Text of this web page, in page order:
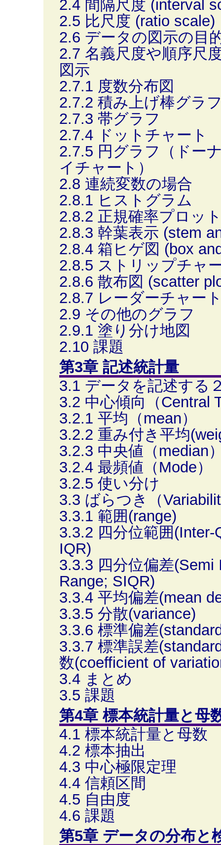
2.4 間隔尺度 (interval
2.5 比尺度 (ratio scale)
2.6 データの図示の目
2.7 名義尺度や順序尺
図示
2.7.1 度数分布図
2.7.2 積み上げ棒グラ
2.7.3 帯グラフ
2.7.4 ドットチャート
2.7.5 円グラフ（ドー
イチャート）
2.8 連続変数の場合
2.8.1 ヒストグラム
2.8.2 正規確率プロッ
2.8.3 幹葉表示 (stem
2.8.4 箱ヒゲ図 (box
2.8.5 ストリップチャ
2.8.6 散布図 (scatter
2.8.7 レーダーチャー
2.9 その他のグラフ
2.9.1 塗り分け地図
2.10 課題
第3章 記述統計量
3.1 データを記述する
3.2 中心傾向（Central
3.2.1 平均（mean）
3.2.2 重み付き平均
3.2.3 中央値（median
3.2.4 最頻値（Mode）
3.2.5 使い分け
3.3 ばらつき（
3.3.1 範囲(range)
3.3.2 四分位範囲(Inter-
IQR)
3.3.3 四分位偏差(Semi
Range; SIQR)
3.3.4 平均偏差(mean
3.3.5 分散(variance)
3.3.6 標準偏差
3.3.7 標準誤差
数(coefficient of
3.4 まとめ
3.5 課題
第4章 標本統計量と母
4.1 標本統計量と母数
4.2 標本抽出
4.3 中心極限定理
4.4 信頼区間
4.5 自由度
4.6 課題
第5章 データの分布と